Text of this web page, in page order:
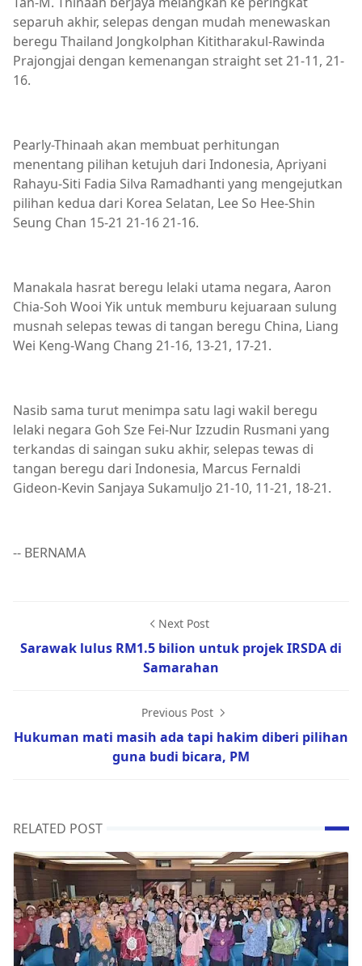
separuh akhir, selepas dengan mudah menewaskan
beregu Thailand Jongkolphan Kititharakul-Rawinda
Prajongjai dengan kemenangan straight set 21-11, 21-
16.
Pearly-Thinaah akan membuat perhitungan
menentang pilihan ketujuh dari Indonesia, Apriyani
Rahayu-Siti Fadia Silva Ramadhanti yang mengejutkan
pilihan kedua dari Korea Selatan, Lee So Hee-Shin
Seung Chan 15-21 21-16 21-16.
Manakala hasrat beregu lelaki utama negara, Aaron
Chia-Soh Wooi Yik untuk memburu kejuaraan sulung
musnah selepas tewas di tangan beregu China, Liang
Wei Keng-Wang Chang 21-16, 13-21, 17-21.
Nasib sama turut menimpa satu lagi wakil beregu
lelaki negara Goh Sze Fei-Nur Izzudin Rusmani yang
terkandas di saingan suku akhir, selepas tewas di
tangan beregu dari Indonesia, Marcus Fernaldi
Gideon-Kevin Sanjaya Sukamuljo 21-10, 11-21, 18-21.
-- BERNAMA
Next Post
Sarawak lulus RM1.5 bilion untuk projek IRSDA di
Samarahan
Previous Post
Hukuman mati masih ada tapi hakim diberi pilihan
guna budi bicara, PM
RELATED POST